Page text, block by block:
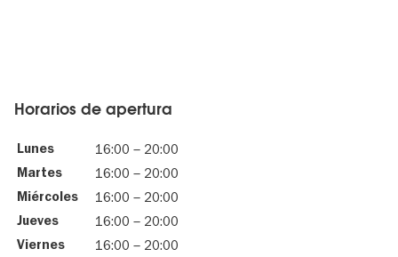
Horarios de apertura
Lunes 16:00 – 20:00
Martes 16:00 – 20:00
Miércoles 16:00 – 20:00
Jueves 16:00 – 20:00
Viernes 16:00 – 20:00